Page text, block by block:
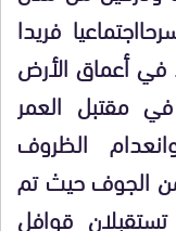
فريدا
أعماق الأرض
مقتبل العمر
الظروف
من الجوف حيث تم
تستقبلان قوافل